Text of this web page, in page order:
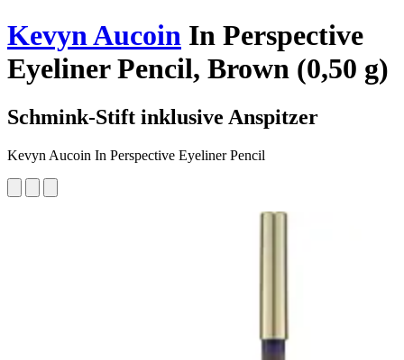
Kevyn Aucoin In Perspective
Eyeliner Pencil, Brown (0,50 g)
Schmink-Stift inklusive Anspitzer
Kevyn Aucoin In Perspective Eyeliner Pencil